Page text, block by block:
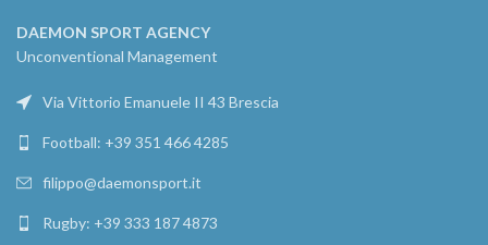
DAEMON SPORT AGENCY
Unconventional Management
Via Vittorio Emanuele II 43 Brescia
Football: +39 351 466 4285
filippo@daemonsport.it
Rugby: +39 333 187 4873